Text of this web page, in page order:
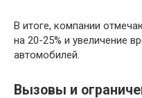
В итоге, компании
на 20-25% и увеличение
автомобилей.
Вызовы и